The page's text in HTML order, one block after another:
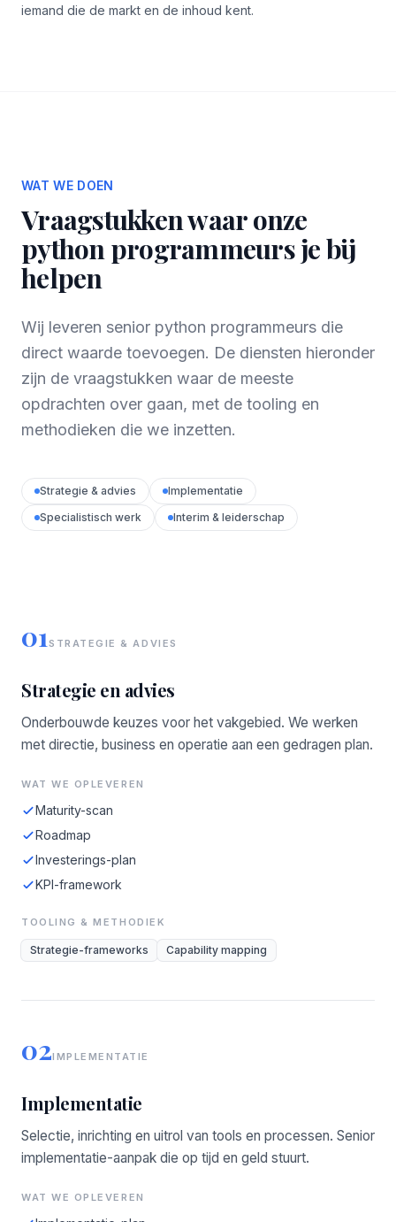
iemand die de markt en de inhoud kent.
WAT WE DOEN
Vraagstukken waar onze
python programmeurs je bij
helpen
Wij leveren senior python programmeurs die
direct waarde toevoegen. De diensten hieronder
zijn de vraagstukken waar de meeste
opdrachten over gaan, met de tooling en
methodieken die we inzetten.
Strategie & advies
Implementatie
Specialistisch werk
Interim & leiderschap
01STRATEGIE & ADVIES
Strategie en advies
Onderbouwde keuzes voor het vakgebied. We werken
met directie, business en operatie aan een gedragen plan.
WAT WE OPLEVEREN
Maturity-scan
Roadmap
Investerings-plan
KPI-framework
TOOLING & METHODIEK
Strategie-frameworks Capability mapping
02IMPLEMENTATIE
Implementatie
Selectie, inrichting en uitrol van tools en processen. Senior
implementatie-aanpak die op tijd en geld stuurt.
WAT WE OPLEVEREN